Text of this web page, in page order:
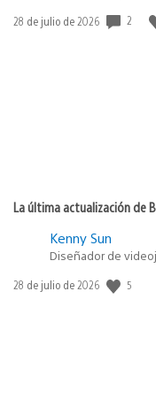
Fecha
28 de julio de 2026 2
La última actualización de
Kenny Sun
Diseñador de
Fecha
28 de julio de 2026 5